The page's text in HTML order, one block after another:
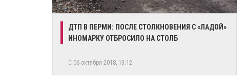
ДТП В ПЕРМИ: ПОСЛЕ СТОЛКНОВЕНИЯ С «ЛАДОЙ»
ИНОМАРКУ ОТБРОСИЛО НА СТОЛБ
06 октября 2018, 13:12